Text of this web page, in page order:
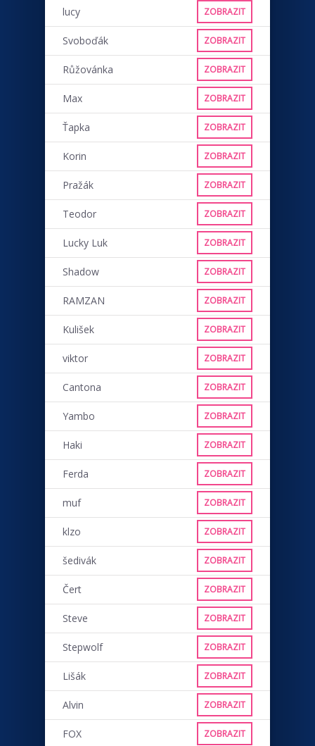
lucy ZOBRAZIT
Svoboďák ZOBRAZIT
Růžovánka ZOBRAZIT
Max ZOBRAZIT
Ťapka ZOBRAZIT
Korin ZOBRAZIT
Pražák ZOBRAZIT
Teodor ZOBRAZIT
Lucky Luk ZOBRAZIT
Shadow ZOBRAZIT
RAMZAN ZOBRAZIT
Kulišek ZOBRAZIT
viktor ZOBRAZIT
Cantona ZOBRAZIT
Yambo ZOBRAZIT
Haki ZOBRAZIT
Ferda ZOBRAZIT
muf ZOBRAZIT
klzo ZOBRAZIT
šedivák ZOBRAZIT
Čert ZOBRAZIT
Steve ZOBRAZIT
Stepwolf ZOBRAZIT
Lišák ZOBRAZIT
Alvin ZOBRAZIT
FOX ZOBRAZIT